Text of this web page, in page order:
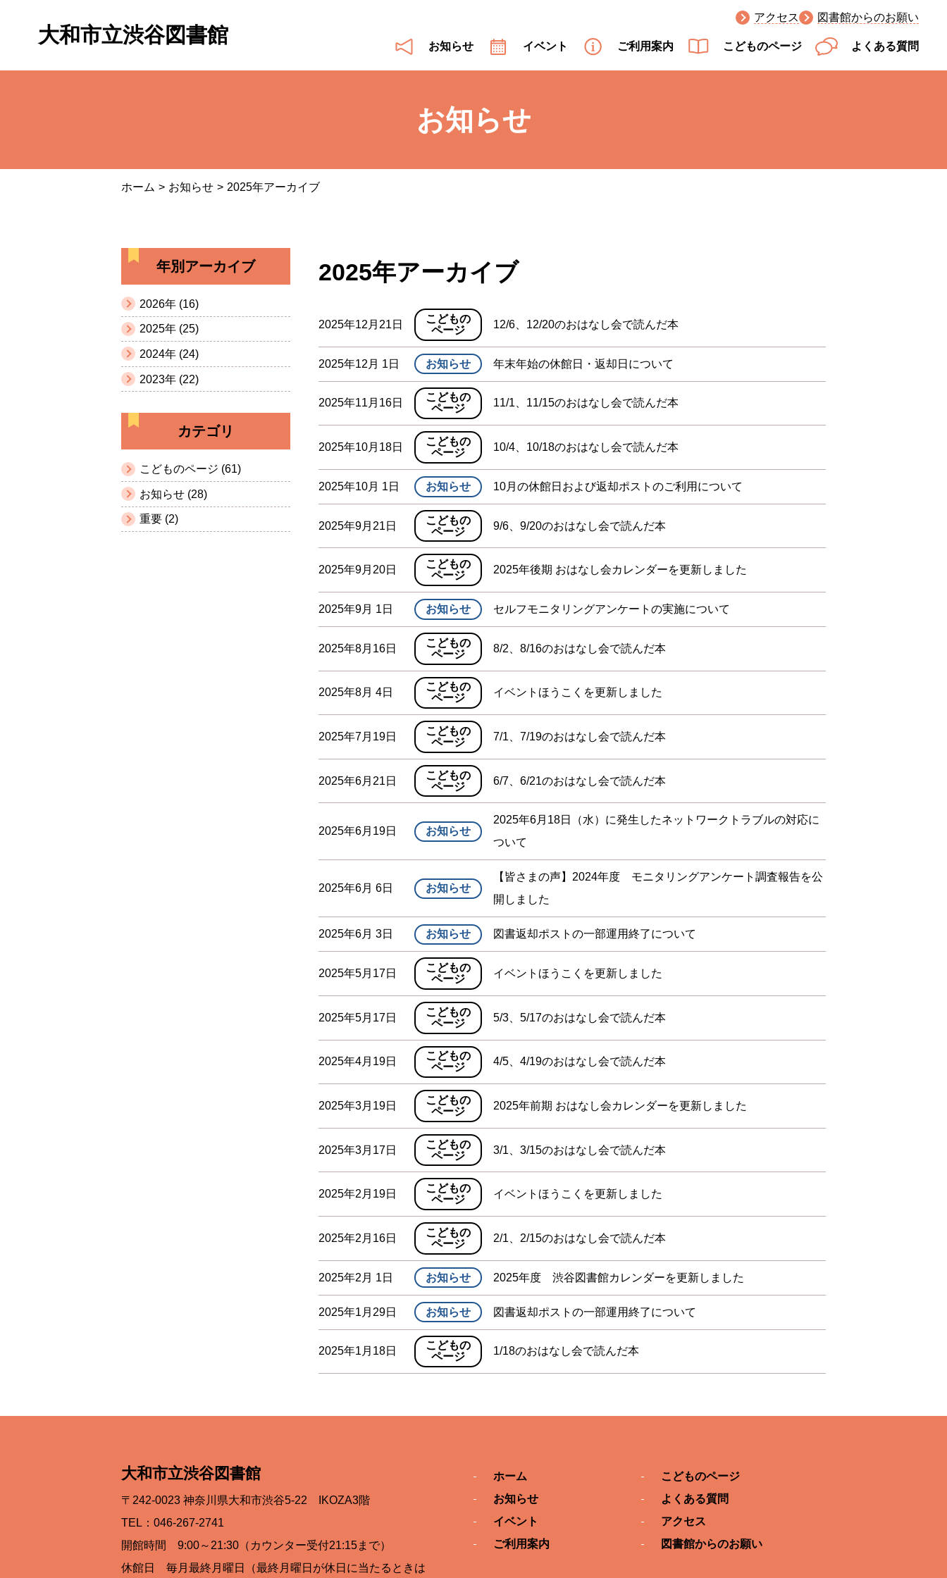
大和市立渋谷図書館
アクセス 図書館からのお願い
お知らせ イベント ご利用案内 こどものページ よくある質問
お知らせ
ホーム お知らせ 2025年アーカイブ
年別アーカイブ
2026年 (16)
2025年 (25)
2024年 (24)
2023年 (22)
カテゴリ
こどものページ (61)
お知らせ (28)
重要 (2)
2025年アーカイブ
2025年12月21日
こどもの
ページ
12/6、12/20のおはなし会で読んだ本
2025年12月 1日 お知らせ 年末年始の休館日・返却日について
2025年11月16日
こどもの
ページ
11/1、11/15のおはなし会で読んだ本
2025年10月18日
こどもの
ページ
10/4、10/18のおはなし会で読んだ本
2025年10月 1日 お知らせ 10月の休館日および返却ポストのご利用について
2025年9月21日
こどもの
ページ
9/6、9/20のおはなし会で読んだ本
2025年9月20日
こどもの
ページ
2025年後期 おはなし会カレンダーを更新しました
2025年9月 1日 お知らせ セルフモニタリングアンケートの実施について
2025年8月16日
こどもの
ページ
8/2、8/16のおはなし会で読んだ本
2025年8月 4日
こどもの
ページ
イベントほうこくを更新しました
2025年7月19日
こどもの
ページ
7/1、7/19のおはなし会で読んだ本
2025年6月21日
こどもの
ページ
6/7、6/21のおはなし会で読んだ本
2025年6月19日 お知らせ
2025年6月18日（水）に発生したネットワークトラブルの対応に
ついて
2025年6月 6日 お知らせ
【皆さまの声】2024年度 モニタリングアンケート調査報告を公
開しました
2025年6月 3日 お知らせ 図書返却ポストの一部運用終了について
2025年5月17日
こどもの
ページ
イベントほうこくを更新しました
2025年5月17日
こどもの
ページ
5/3、5/17のおはなし会で読んだ本
2025年4月19日
こどもの
ページ
4/5、4/19のおはなし会で読んだ本
2025年3月19日
こどもの
ページ
2025年前期 おはなし会カレンダーを更新しました
2025年3月17日
こどもの
ページ
3/1、3/15のおはなし会で読んだ本
2025年2月19日
こどもの
ページ
イベントほうこくを更新しました
2025年2月16日
こどもの
ページ
2/1、2/15のおはなし会で読んだ本
2025年2月 1日 お知らせ 2025年度 渋谷図書館カレンダーを更新しました
2025年1月29日 お知らせ 図書返却ポストの一部運用終了について
2025年1月18日
こどもの
ページ
1/18のおはなし会で読んだ本
大和市立渋谷図書館
〒242-0023 神奈川県大和市渋谷5-22 IKOZA3階
TEL：046-267-2741
開館時間 9:00～21:30（カウンター受付21:15まで）
休館日 毎月最終月曜日（最終月曜日が休日に当たるときは
ホーム
お知らせ
イベント
ご利用案内
こどものページ
よくある質問
アクセス
図書館からのお願い